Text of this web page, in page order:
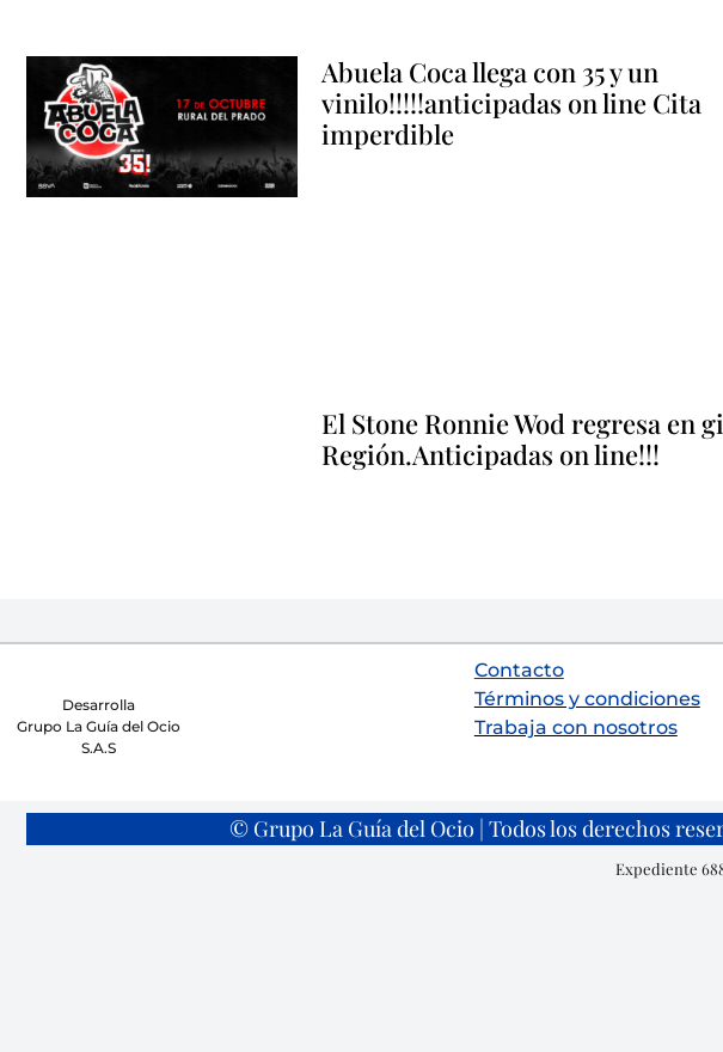
Abuela Coca llega con 35 y un
vinilo!!!!!anticipadas on line Cita
imperdible
El Stone Ronnie Wod regresa en
Región.Anticipadas on line!!!
Desarrolla
Grupo La Guía del Ocio
S.A.S
Contacto
Términos y condiciones
Trabaja con nosotros
© Grupo La Guía del Ocio | Todos los derechos
Expediente